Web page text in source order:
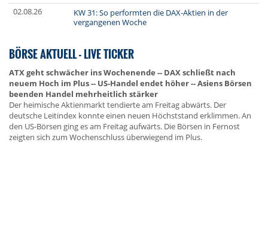
02.08.26
KW 31: So performten die DAX-Aktien in der
vergangenen Woche
BÖRSE AKTUELL - LIVE TICKER
ATX geht schwächer ins Wochenende -- DAX schließt nach
neuem Hoch im Plus -- US-Handel endet höher -- Asiens Börsen
beenden Handel mehrheitlich stärker
Der heimische Aktienmarkt tendierte am Freitag abwärts. Der
deutsche Leitindex konnte einen neuen Höchststand erklimmen. An
den US-Börsen ging es am Freitag aufwärts. Die Börsen in Fernost
zeigten sich zum Wochenschluss überwiegend im Plus.